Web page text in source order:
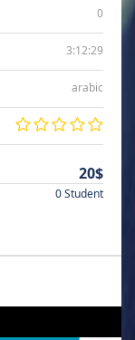
0
3:12:29
arabic
20$
0 Student